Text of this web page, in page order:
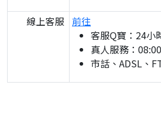
線上客服 前往
客服Q寶：24小
真人服務：
市話、ADSL、